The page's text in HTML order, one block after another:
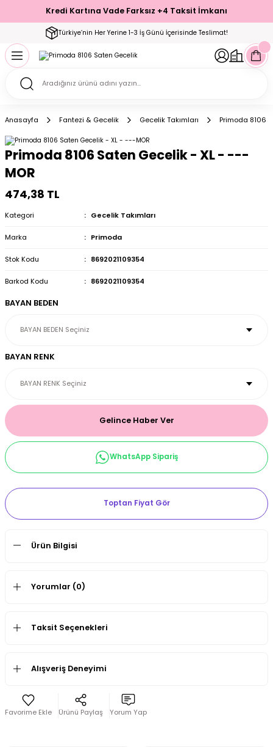
Kredi Kartına Vade Farksız +4 Taksit İmkanı
Türkiye’nin Her Yerine 1-3 İş Günü İçerisinde Teslimat!
Geri Dön
Geri Dön
Geri Dön
Geri Dön
Setler
Geri Dön
Geri Dön
Geri Dön
Çorap
Geri Dön
Geri Dön
Anasayfa Fantezi & Gecelik Gecelik Takımları Primoda 8106
Primoda 8106 Saten Gecelik - XL - ---
MOR
474,38 TL
Kategori Gecelik Takımları
Marka Primoda
Stok Kodu 8692021109354
Barkod Kodu 8692021109354
BAYAN BEDEN
BAYAN RENK
Gelince Haber Ver
WhatsApp Sipariş
Toptan Fiyat Gör
Ürün Bilgisi
Yorumlar (0)
Taksit Seçenekleri
Alışveriş Deneyimi
Ürünü Paylaş Yorum Yap